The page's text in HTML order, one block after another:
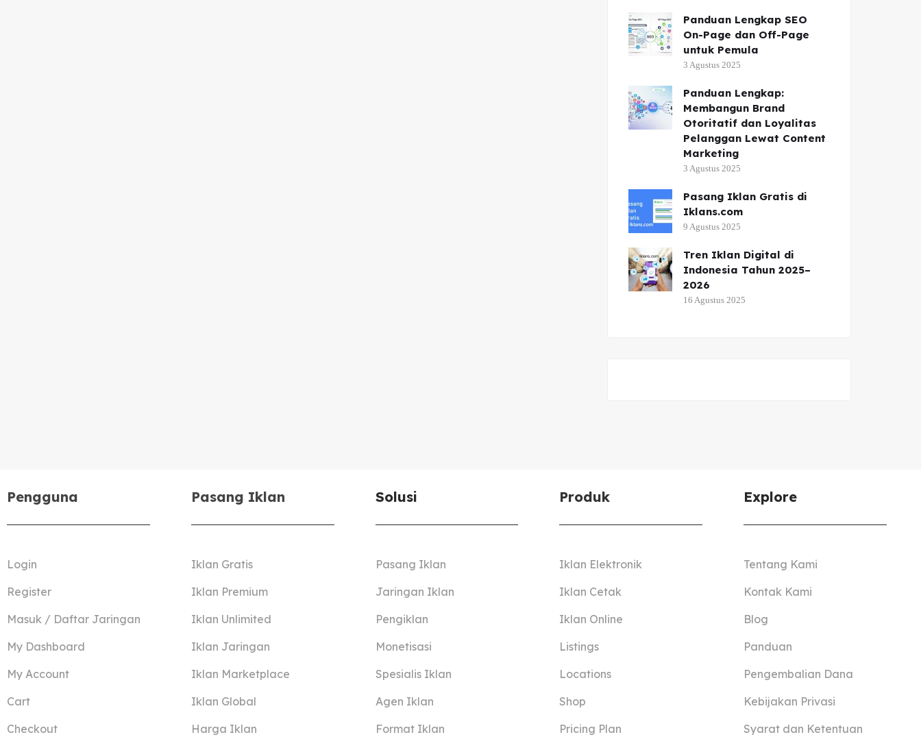
Panduan Lengkap SEO
On-Page dan Off-Page
untuk Pemula
3 Agustus 2025
Panduan Lengkap:
Membangun Brand
Otoritatif dan Loyalitas
Pelanggan Lewat Content
Marketing
3 Agustus 2025
Pasang Iklan Gratis di
Iklans.com
9 Agustus 2025
Tren Iklan Digital di
Indonesia Tahun 2025–
2026
16 Agustus 2025
Pengguna
Login
Register
Masuk / Daftar Jaringan
My Dashboard
My Account
Cart
Checkout
Pasang Iklan
Iklan Gratis
Iklan Premium
Iklan Unlimited
Iklan Jaringan
Iklan Marketplace
Iklan Global
Harga Iklan
Solusi
Pasang Iklan
Jaringan Iklan
Pengiklan
Monetisasi
Spesialis Iklan
Agen Iklan
Format Iklan
Produk
Iklan Elektronik
Iklan Cetak
Iklan Online
Listings
Locations
Shop
Pricing Plan
Explore
Tentang Kami
Kontak Kami
Blog
Panduan
Pengembalian Dana
Kebijakan Privasi
Syarat dan Ketentuan